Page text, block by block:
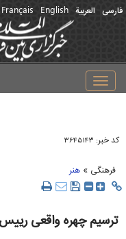
فارسی العربیة English
Français
Toggle
navigation
کد خبر: ۳۶۴۵۱۴۳
فرهنگی » هنر
ترسیم چهره واقعی